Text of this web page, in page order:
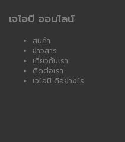
เจไอบี ออนไลน์
สินค้า
ข่าวสาร
เกี่ยวกับเรา
ติดต่อเรา
เจไอบี ดีอย่างไร